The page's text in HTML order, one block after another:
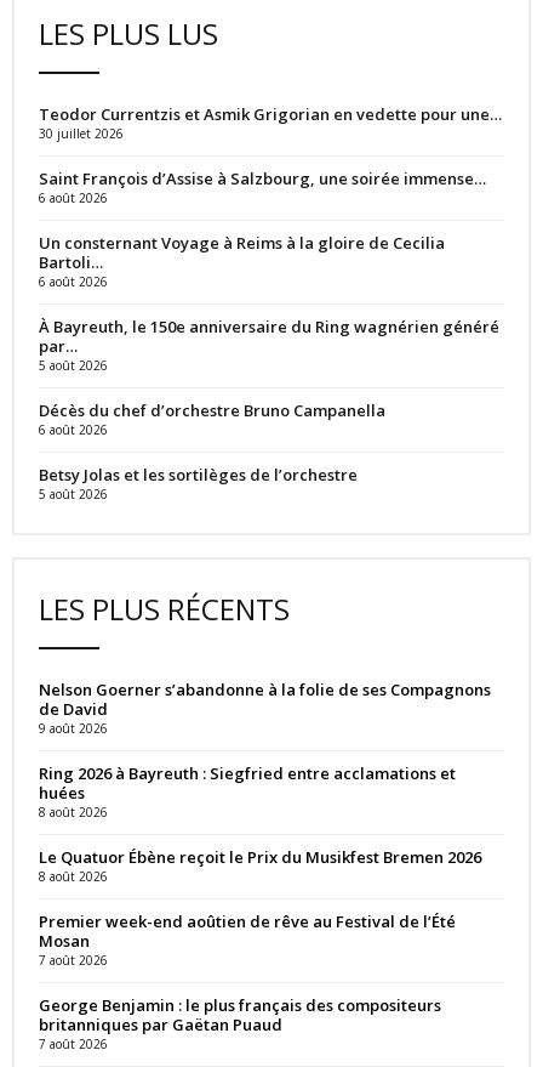
LES PLUS LUS
Teodor Currentzis et Asmik Grigorian en vedette pour une…
30 juillet 2026
Saint François d’Assise à Salzbourg, une soirée immense…
6 août 2026
Un consternant Voyage à Reims à la gloire de Cecilia
Bartoli…
6 août 2026
À Bayreuth, le 150e anniversaire du Ring wagnérien généré
par…
5 août 2026
Décès du chef d’orchestre Bruno Campanella
6 août 2026
Betsy Jolas et les sortilèges de l’orchestre
5 août 2026
LES PLUS RÉCENTS
Nelson Goerner s’abandonne à la folie de ses Compagnons
de David
9 août 2026
Ring 2026 à Bayreuth : Siegfried entre acclamations et
huées
8 août 2026
Le Quatuor Ébène reçoit le Prix du Musikfest Bremen 2026
8 août 2026
Premier week-end aoûtien de rêve au Festival de l’Été
Mosan
7 août 2026
George Benjamin : le plus français des compositeurs
britanniques par Gaëtan Puaud
7 août 2026